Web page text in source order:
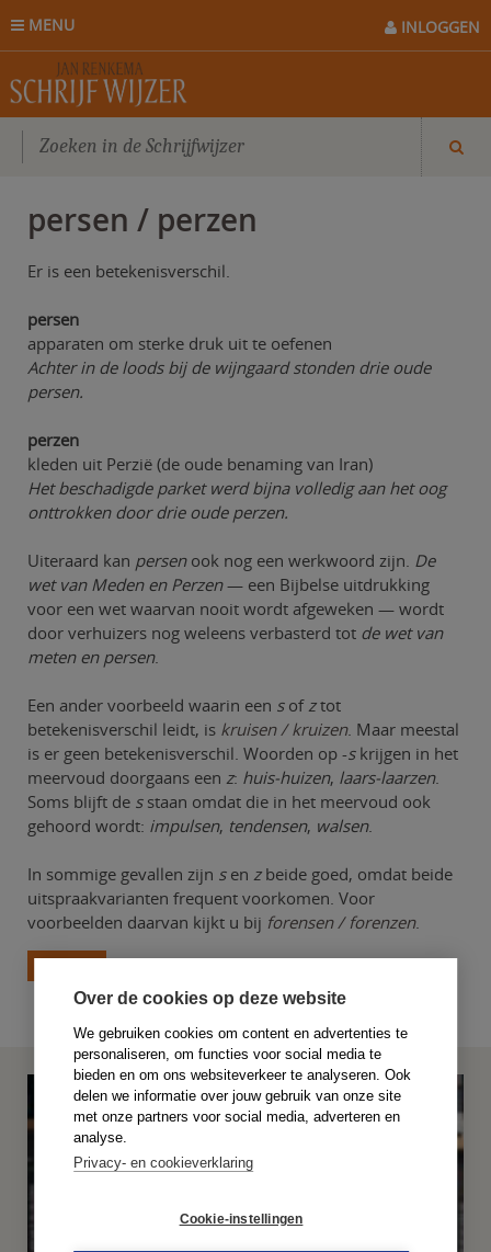
Over de cookies op deze website
We gebruiken cookies om content en advertenties te
personaliseren, om functies voor social media te
bieden en om ons websiteverkeer te analyseren. Ook
delen we informatie over jouw gebruik van onze site
met onze partners voor social media, adverteren en
analyse.
Privacy- en cookieverklaring
Cookie-instellingen
MENU INLOGGEN
persen / perzen
Er is een betekenisverschil.
persen
apparaten om sterke druk uit te oefenen
Achter in de loods bij de wijngaard stonden drie oude
persen.
perzen
kleden uit Perzië (de oude benaming van Iran)
Het beschadigde parket werd bijna volledig aan het oog
onttrokken door drie oude perzen.
Uiteraard kan persenook nog een werkwoord zijn. De
wet van Meden en Perzen— een Bijbelse uitdrukking
voor een wet waarvan nooit wordt afgeweken — wordt
door verhuizers nog weleens verbasterd tot de wet van
meten en persen.
Een ander voorbeeld waarin een sofztot
betekenisverschil leidt, is kruisen / kruizen. Maar meestal
is er geen betekenisverschil. Woorden op -skrijgen in het
meervoud doorgaans een z: huis-huizen, laars-laarzen.
Soms blijft de sstaan omdat die in het meervoud ook
gehoord wordt: impulsen, tendensen, walsen.
In sommige gevallen zijn sen zbeide goed, omdat beide
uitspraakvarianten frequent voorkomen. Voor
voorbeelden daarvan kijkt u bij forensen / forenzen.